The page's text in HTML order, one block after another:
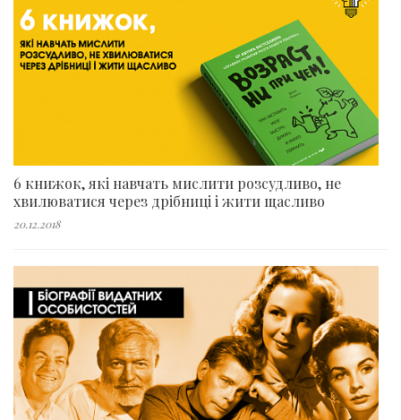
6 книжок, які навчать мислити розсудливо, не
хвилюватися через дрібниці і жити щасливо
20.12.2018